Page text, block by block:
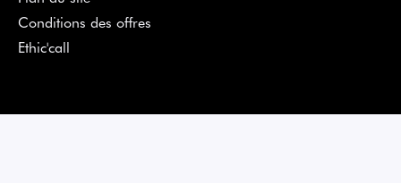
Conditions des offres
Ethic'call